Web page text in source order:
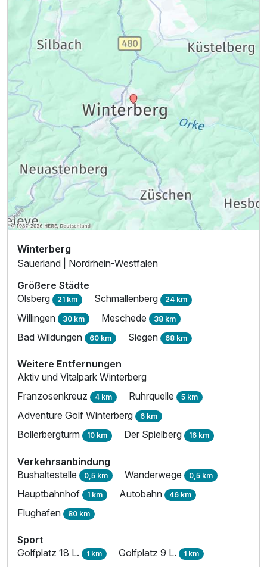
Winterberg
Sauerland | Nordrhein-Westfalen
Größere Städte
Olsberg 21 km Schmallenberg 24 km
Willingen 30 km Meschede 38 km
Bad Wildungen 60 km Siegen 68 km
Weitere Entfernungen
Aktiv und Vitalpark Winterberg
Franzosenkreuz 4 km Ruhrquelle 5 km
Adventure Golf Winterberg 6 km
Bollerbergturm 10 km Der Spielberg 16 km
Verkehrsanbindung
Bushaltestelle 0,5 km Wanderwege 0,5 km
Hauptbahnhof 1 km Autobahn 46 km
Flughafen 80 km
Sport
Golfplatz 18 L. 1 km Golfplatz 9 L. 1 km